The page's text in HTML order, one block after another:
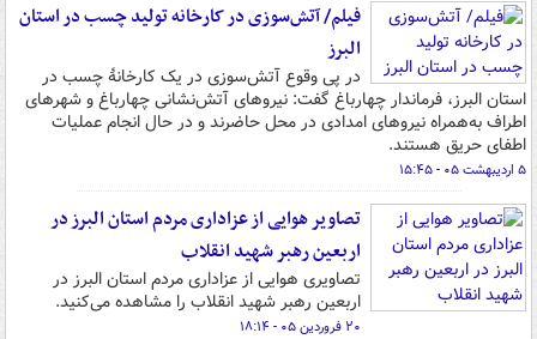
فیلم/ آتش‌سوزی در کارخانه تولید چسب در استان
البرز
در پی وقوع آتش‌سوزی در یک کارخانۀ چسب در
استان البرز، فرماندار چهارباغ گفت: نیروهای آتش‌نشانی چهارباغ و شهرهای
اطراف به‌همراه نیروهای امدادی در محل حاضرند و در حال انجام عملیات
اطفای حریق هستند.
۵ اردیبهشت ۰۵ - ۱۵:۴۵
تصاویر هوایی از عزاداری مردم استان البرز در
اربعین رهبر شهید انقلاب
تصاویری هوایی از عزاداری مردم استان البرز در
اربعین رهبر شهید انقلاب را مشاهده می‌کنید.
۲۰ فروردین ۰۵ - ۱۸:۱۴